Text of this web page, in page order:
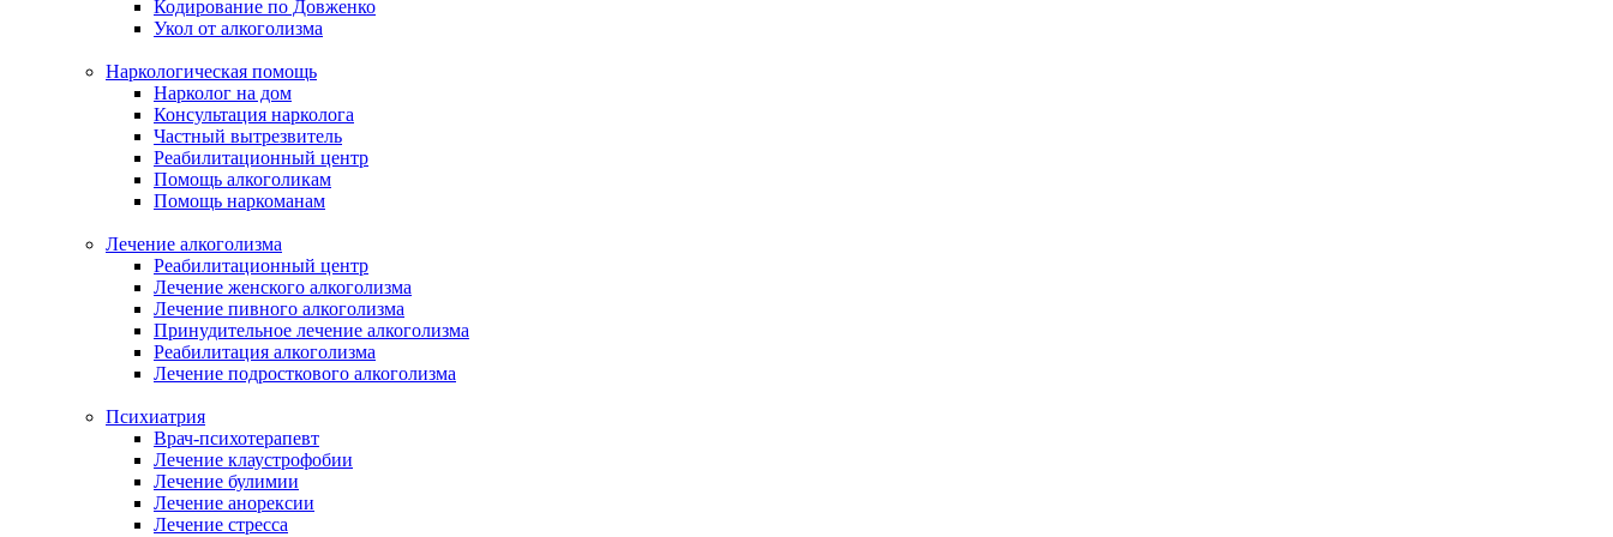
Кодирование по Довженко
Укол от алкоголизма
Наркологическая помощь
Нарколог на дом
Консультация нарколога
Частный вытрезвитель
Реабилитационный центр
Помощь алкоголикам
Помощь наркоманам
Лечение алкоголизма
Реабилитационный центр
Лечение женского алкоголизма
Лечение пивного алкоголизма
Принудительное лечение алкоголизма
Реабилитация алкоголизма
Лечение подросткового алкоголизма
Психиатрия
Врач-психотерапевт
Лечение клаустрофобии
Лечение булимии
Лечение анорексии
Лечение стресса